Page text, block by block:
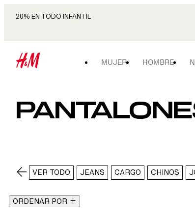
20% EN TODO INFANTIL
MUJER HOMBRE
VER TODO JEANS CARGO CHINOS
ORDENAR POR